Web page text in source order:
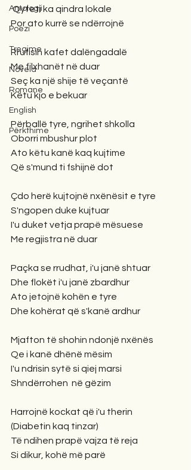
Antologji
Poezi
Tregime
Novela
Romane
English
Përkthime
Qyteti ka qindra lokale
Por ato kurrë se ndërrojnë
Rrufisin kafet dalëngadalë
Me filxhanët në duar
Seç ka një shije të veçantë
Këtu kjo e bekuar
Përballë tyre, ngrihet shkolla
Oborri mbushur plot
Ato këtu kanë kaq kujtime
Që s'mund ti fshijnë dot
Çdo herë kujtojnë nxënësit e tyre
S'ngopen duke kujtuar
I'u duket vetja prapë mësuese
Me regjistra në duar
Paçka se rrudhat, i'u janë shtuar
Dhe flokët i'u janë zbardhur
Ato jetojnë kohën e tyre
Dhe kohërat që s'kanë ardhur
Mjafton të shohin ndonjë nxënës
Qe i kanë dhënë mësim
I'u ndrisin sytë si qiej marsi
Shndërrohen  në gëzim
Harrojnë kockat që i'u therin
(Diabetin kaq tinzar)
Të ndihen prapë vajza të reja
Si dikur, kohë më parë